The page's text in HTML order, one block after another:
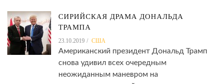
СИРИЙСКАЯ ДРАМА ДОНАЛЬДА
ТРАМПА
23.10.2019 США
Американский президент Дональд Трамп
снова удивил всех очередным
неожиданным маневром на